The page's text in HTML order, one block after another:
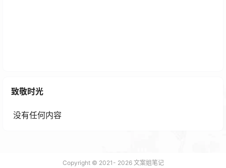
致敬时光
没有任何内容
Copyright © 2021- 2026文案姐笔记